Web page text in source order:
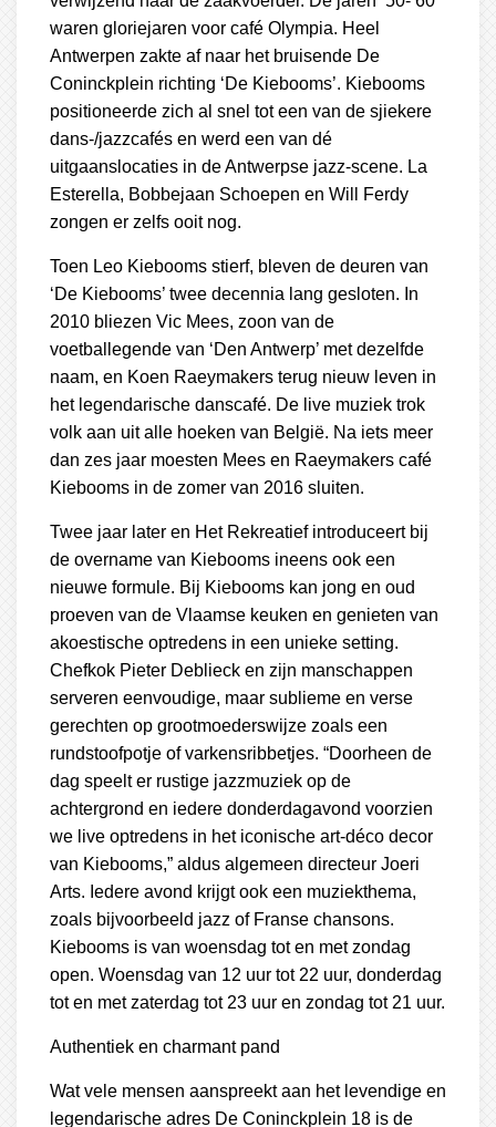
waren gloriejaren voor café Olympia. Heel
Antwerpen zakte af naar het bruisende De
Coninckplein richting ‘De Kiebooms’. Kiebooms
positioneerde zich al snel tot een van de sjiekere
dans-/jazzcafés en werd een van dé
uitgaanslocaties in de Antwerpse jazz-scene. La
Esterella, Bobbejaan Schoepen en Will Ferdy
zongen er zelfs ooit nog.
Toen Leo Kiebooms stierf, bleven de deuren van
‘De Kiebooms’ twee decennia lang gesloten. In
2010 bliezen Vic Mees, zoon van de
voetballegende van ‘Den Antwerp’ met dezelfde
naam, en Koen Raeymakers terug nieuw leven in
het legendarische danscafé. De live muziek trok
volk aan uit alle hoeken van België. Na iets meer
dan zes jaar moesten Mees en Raeymakers café
Kiebooms in de zomer van 2016 sluiten.
Twee jaar later en Het Rekreatief introduceert bij
de overname van Kiebooms ineens ook een
nieuwe formule. Bij Kiebooms kan jong en oud
proeven van de Vlaamse keuken en genieten van
akoestische optredens in een unieke setting.
Chefkok Pieter Deblieck en zijn manschappen
serveren eenvoudige, maar sublieme en verse
gerechten op grootmoederswijze zoals een
rundstoofpotje of varkensribbetjes. “Doorheen de
dag speelt er rustige jazzmuziek op de
achtergrond en iedere donderdagavond voorzien
we live optredens in het iconische art-déco decor
van Kiebooms,” aldus algemeen directeur Joeri
Arts. Iedere avond krijgt ook een muziekthema,
zoals bijvoorbeeld jazz of Franse chansons.
Kiebooms is van woensdag tot en met zondag
open. Woensdag van 12 uur tot 22 uur, donderdag
tot en met zaterdag tot 23 uur en zondag tot 21 uur.
Authentiek en charmant pand
Wat vele mensen aanspreekt aan het levendige en
legendarische adres De Coninckplein 18 is de